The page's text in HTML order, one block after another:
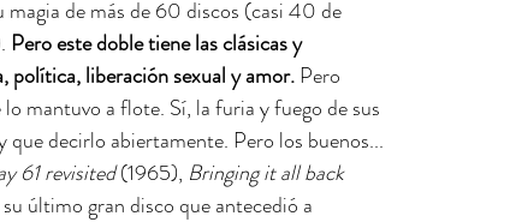
de más de 60 discos (casi 40 de
Pero este doble tiene las clásicas y
política, liberación sexual y amor. Pero
mantuvo a flote. Sí, la furia y fuego de sus
decirlo abiertamente. Pero los buenos...
61 revisited (1965), Bringing it all back
último gran disco que antecedió a